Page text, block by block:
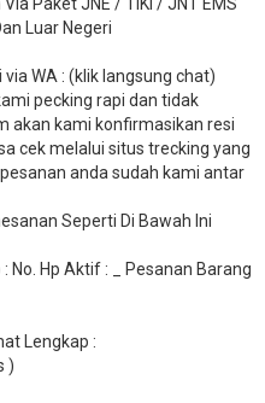
Luar Negeri
WA : (klik langsung chat)
pecking rapi dan tidak
akan kami konfirmasikan resi
cek melalui situs trecking yang
anda sudah kami antar
Seperti Di Bawah Ini
No. Hp Aktif : _ Pesanan Barang
Lengkap :
)